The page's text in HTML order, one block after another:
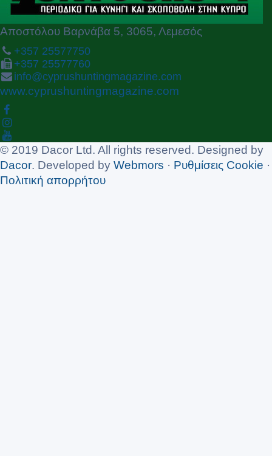
Αποστόλου Βαρνάβα 5, 3065, Λεμεσός
+357 25577750
+357 25577760
info@cyprushuntingmagazine.com
www.cyprushuntingmagazine.com
© 2019 Dacor Ltd. All rights reserved. Designed by
Dacor. Developed by Webmors · Ρυθμίσεις Cookie ·
Πολιτική απορρήτου